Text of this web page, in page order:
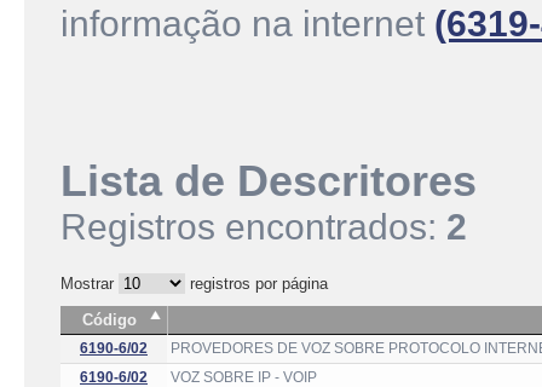
informação na internet
Lista de Descritores
Registros encontrados: 2
Mostrar
registros por página
Código
6190-6/02
PROVEDORES DE VOZ SOBRE PROTOCOLO
6190-6/02
VOZ SOBRE IP - VOIP